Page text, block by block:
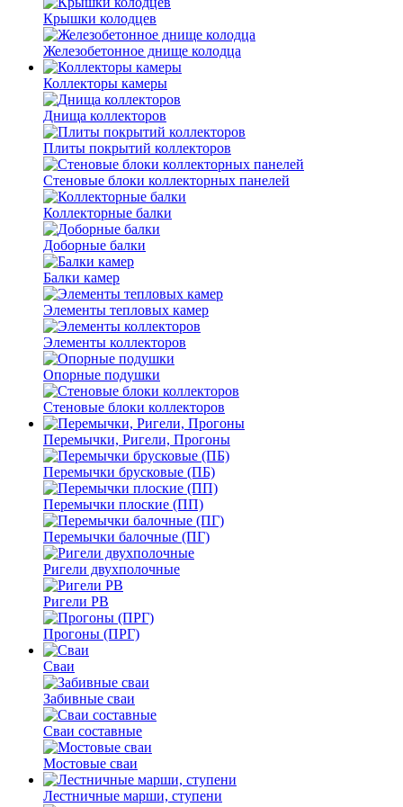
Крышки колодцев
Железобетонное днище колодца
Коллекторы камеры
Днища коллекторов
Плиты покрытий коллекторов
Стеновые блоки коллекторных панелей
Коллекторные балки
Доборные балки
Балки камер
Элементы тепловых камер
Элементы коллекторов
Опорные подушки
Стеновые блоки коллекторов
Перемычки, Ригели, Прогоны
Перемычки брусковые (ПБ)
Перемычки плоские (ПП)
Перемычки балочные (ПГ)
Ригели двухполочные
Ригели РВ
Прогоны (ПРГ)
Сваи
Забивные сваи
Сваи составные
Мостовые сваи
Лестничные марши, ступени